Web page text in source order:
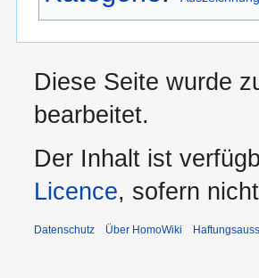
Diese Seite wurde
bearbeitet.
Der Inhalt ist
Licence, sofern
Datenschutz Über HomoWiki